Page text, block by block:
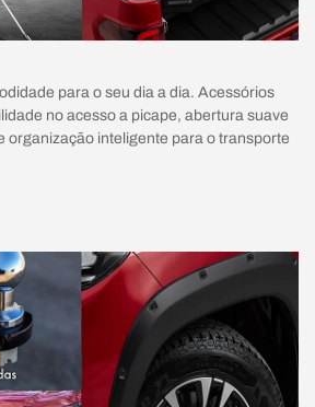
para o seu dia a dia. Acessórios
no acesso a picape, abertura suave
organização inteligente para o transporte